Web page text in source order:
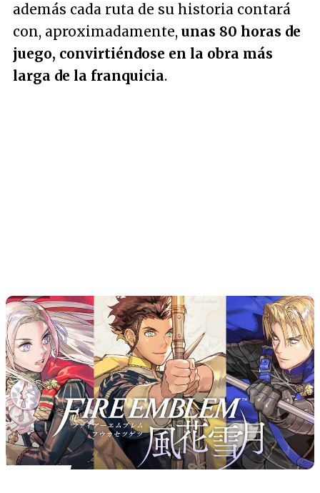
además cada ruta de su historia contará
con, aproximadamente, unas 80 horas de
juego, convirtiéndose en la obra más
larga de la franquicia.